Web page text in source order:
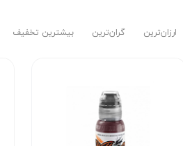
ارزان‌ترین گران‌ترین بیشترین تخفیف